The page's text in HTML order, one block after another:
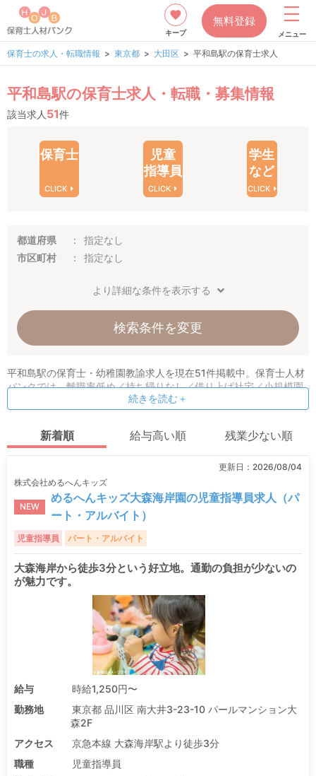
キープ
無料登録
メニュー
保育士の求人・転職情報 東京都 大田区 平和島駅の保育士求人
平和島駅の保育士求人・転職・募集情報
該当求人 51件
保育士
CLICK
児童
指導員
CLICK
学生
など
CLICK
都道府県
指定なし
市区町村
指定なし
より詳細な条件を表示する
検索条件を変更
続きを読む＋
平和島駅の保育士・幼稚園教諭求人を現在51件掲載中。保育士人材
バンクでは、離職率低め／持ち帰りなし／借り上げ社宅／小規模園
などの条件指定検索も可能！ 保育理念や求める人物像など、オリジ
ナル情報も公開しています。
新着順 給与高い順 残業少ない順
更新日： 2026/08/04
株式会社めるへんキッズ
NEW
めるへんキッズ大森海岸園の児童指導員求人（パ
ート・アルバイト）
児童指導員 パート・アルバイト
大森海岸から徒歩3分という好立地。通勤の負担が少ないの
が魅力です。
給与
時給1,250円〜
勤務地
東京都 品川区 南大井3-23-10 パールマンション大
森2F
アクセス
京急本線 大森海岸駅より徒歩3分
職種
児童指導員